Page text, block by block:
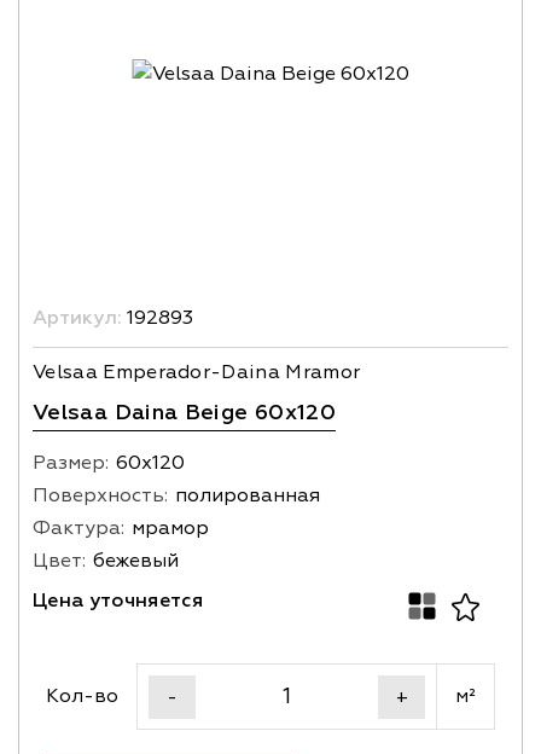
Артикул: 192893
Velsaa Emperador-Daina Mramor
Velsaa Daina Beige 60x120
Размер: 60х120
Поверхность: полированная
Фактура: мрамор
Цвет: бежевый
Цена уточняется
Кол-во - + м²